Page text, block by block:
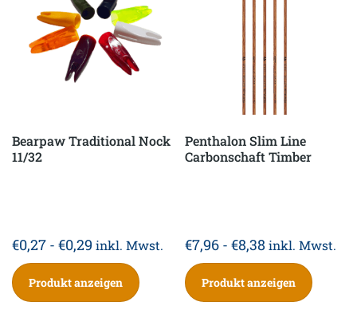
Bearpaw Traditional Nock
11/32
€0,27 - €0,29 inkl. Mwst.
Produkt anzeigen
Penthalon Slim Line
Carbonschaft Timber
€7,96 -€8,38 inkl. Mwst.
Produkt anzeigen